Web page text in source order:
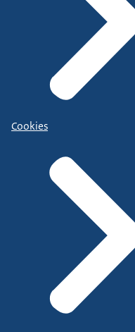
Cookies